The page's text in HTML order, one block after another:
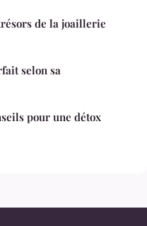
de la joaillerie
selon sa
pour une détox